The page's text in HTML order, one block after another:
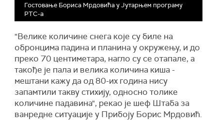
Гостовање Бориса Мрдовића у Јутарњем програму
РТС-а
"Велике количине снега које су биле на
обронцима падина и планина у окружењу, и до
преко 70 центиметара, нагло су се отапале, а
такође је пала и велика количина киша -
мештани кажу да од 80-их година нису
запамтили такву стихију, односно толике
количине падавина", рекао је шеф Штаба за
ванредне ситуације у Прибоју Борис Мрдовић.